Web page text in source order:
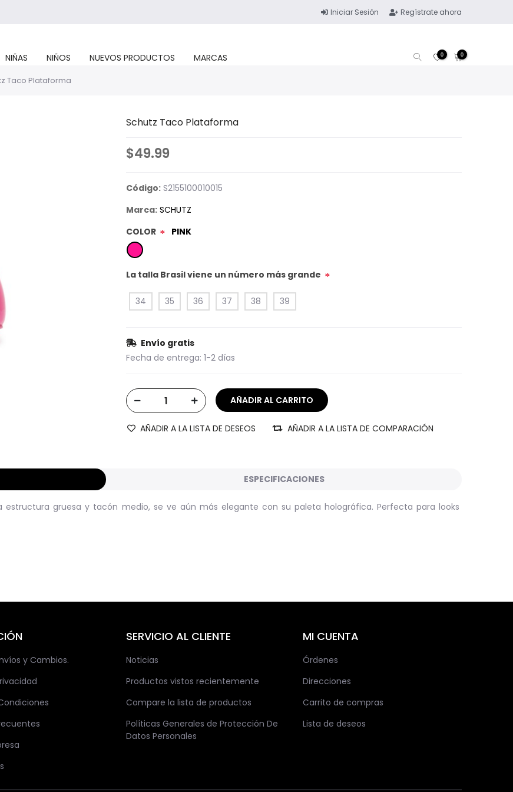
Iniciar Sesión Regístrate ahora
NIÑAS NIÑOS NUEVOS PRODUCTOS MARCAS 0 0
Taco Plataforma
Schutz Taco Plataforma
$49.99
Código: S2155100010015
Marca: SCHUTZ
COLOR * PINK
La talla Brasil viene un número más grande *
34 35 36 37 38 39
Envío gratis
Fecha de entrega: 1-2 días
AÑADIR A LA LISTA DE DESEOS AÑADIR A LA LISTA DE COMPARACIÓN
ESPECIFICACIONES
estructura gruesa y tacón medio, se ve aún más elegante con su paleta holográfica. Perfecta para looks
y Cambios.
SERVICIO AL CLIENTE
Noticias
Productos vistos recientemente
Compare la lista de productos
Políticas Generales de Protección De
Datos Personales
MI CUENTA
Órdenes
Direcciones
Carrito de compras
Lista de deseos